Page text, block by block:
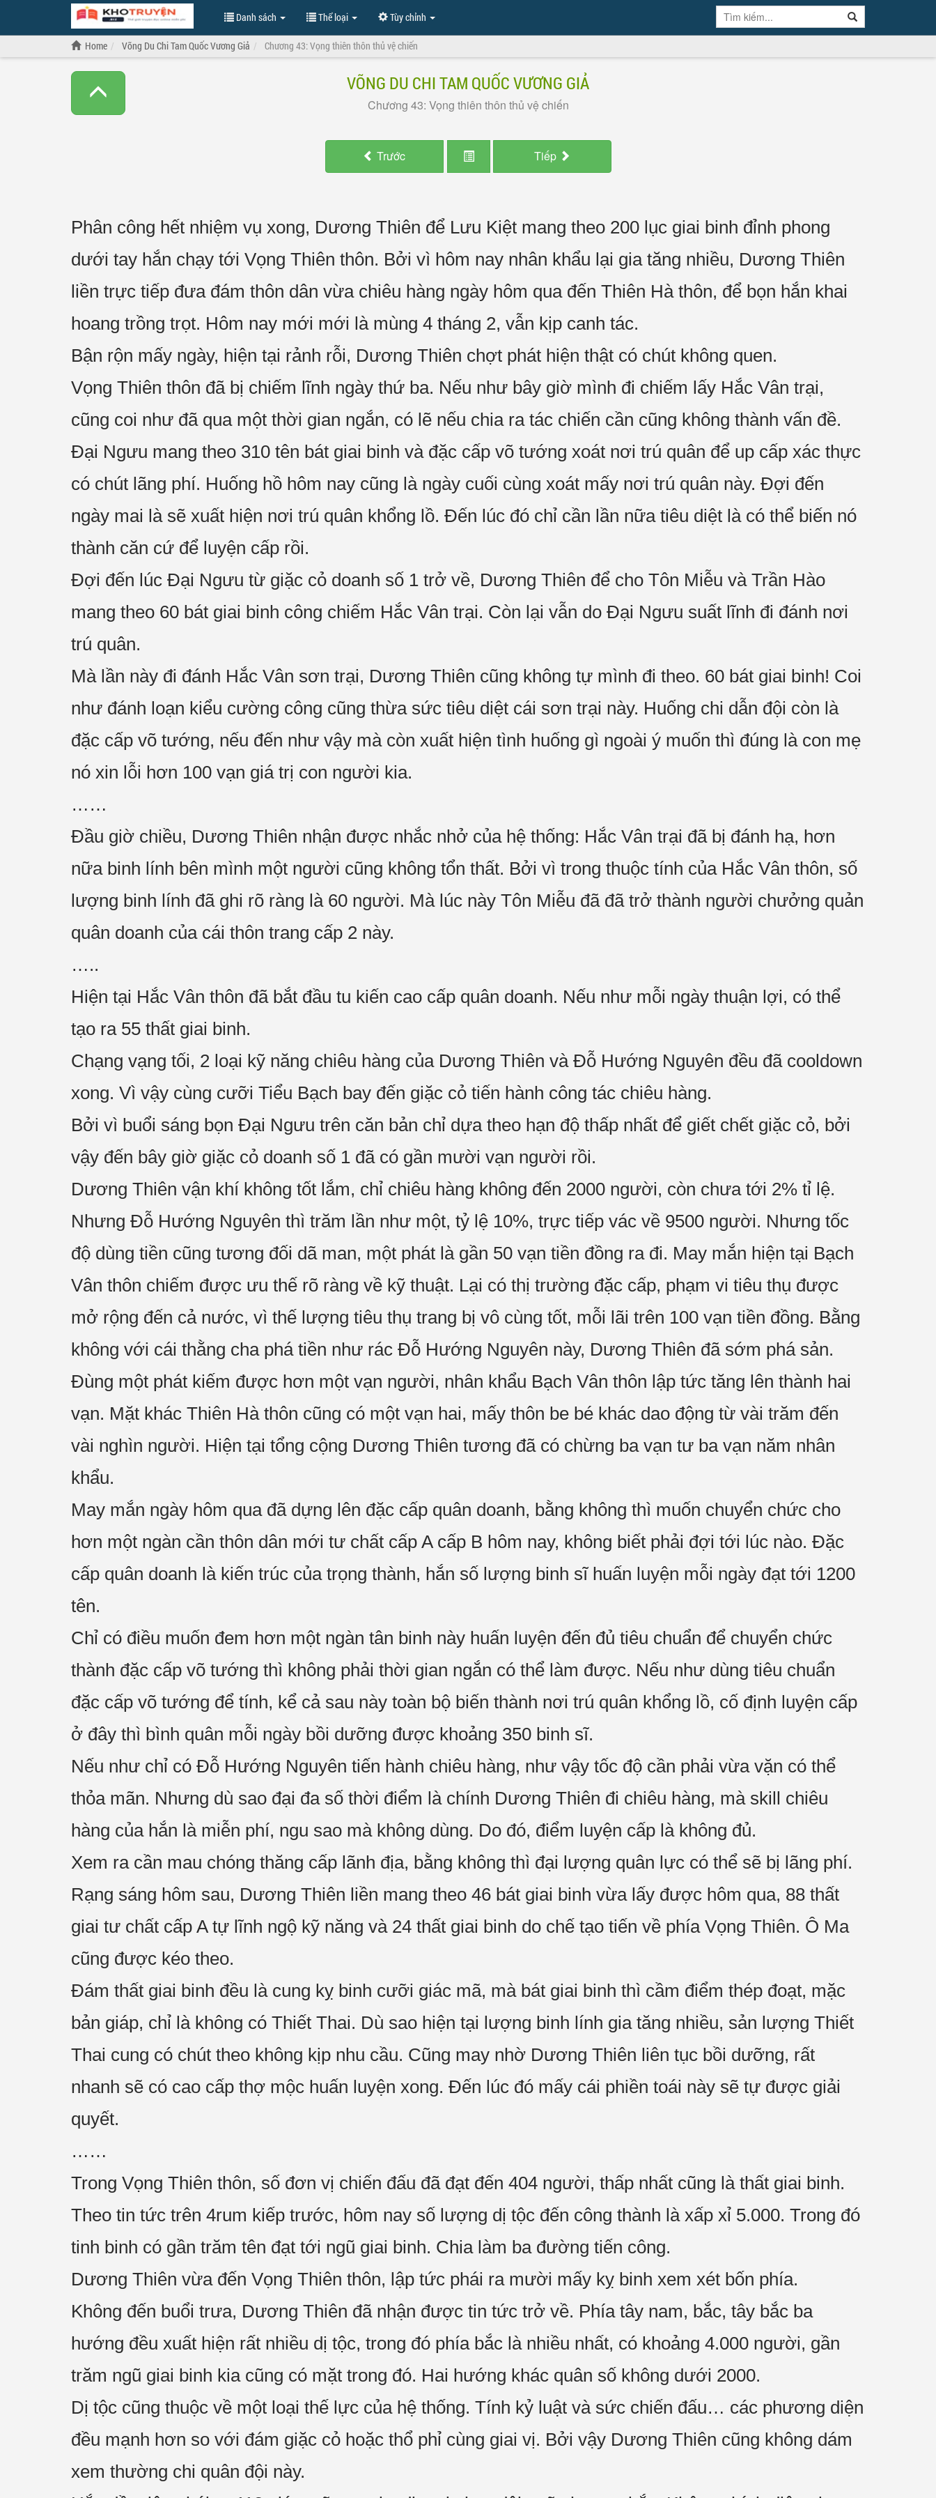
Danh sách Thể loại Tùy chỉnh
Home Võng Du Chi Tam Quốc Vương Giả Chương 43: Vọng thiên thôn thủ vệ chiến
VÕNG DU CHI TAM QUỐC VƯƠNG GIẢ
Chương 43: Vọng thiên thôn thủ vệ chiến
Trước Tiếp
Phân công hết nhiệm vụ xong, Dương Thiên để Lưu Kiệt mang theo 200 lục giai binh đỉnh phong
dưới tay hắn chạy tới Vọng Thiên thôn. Bởi vì hôm nay nhân khẩu lại gia tăng nhiều, Dương Thiên
liền trực tiếp đưa đám thôn dân vừa chiêu hàng ngày hôm qua đến Thiên Hà thôn, để bọn hắn khai
hoang trồng trọt. Hôm nay mới mới là mùng 4 tháng 2, vẫn kịp canh tác.
Bận rộn mấy ngày, hiện tại rảnh rỗi, Dương Thiên chợt phát hiện thật có chút không quen.
Vọng Thiên thôn đã bị chiếm lĩnh ngày thứ ba. Nếu như bây giờ mình đi chiếm lấy Hắc Vân trại,
cũng coi như đã qua một thời gian ngắn, có lẽ nếu chia ra tác chiến cần cũng không thành vấn đề.
Đại Ngưu mang theo 310 tên bát giai binh và đặc cấp võ tướng xoát nơi trú quân để up cấp xác thực
có chút lãng phí. Huống hồ hôm nay cũng là ngày cuối cùng xoát mấy nơi trú quân này. Đợi đến
ngày mai là sẽ xuất hiện nơi trú quân khổng lồ. Đến lúc đó chỉ cần lần nữa tiêu diệt là có thể biến nó
thành căn cứ để luyện cấp rồi.
Đợi đến lúc Đại Ngưu từ giặc cỏ doanh số 1 trở về, Dương Thiên để cho Tôn Miễu và Trần Hào
mang theo 60 bát giai binh công chiếm Hắc Vân trại. Còn lại vẫn do Đại Ngưu suất lĩnh đi đánh nơi
trú quân.
Mà lần này đi đánh Hắc Vân sơn trại, Dương Thiên cũng không tự mình đi theo. 60 bát giai binh! Coi
như đánh loạn kiểu cường công cũng thừa sức tiêu diệt cái sơn trại này. Huống chi dẫn đội còn là
đặc cấp võ tướng, nếu đến như vậy mà còn xuất hiện tình huống gì ngoài ý muốn thì đúng là con mẹ
nó xin lỗi hơn 100 vạn giá trị con người kia.
……
Đầu giờ chiều, Dương Thiên nhận được nhắc nhở của hệ thống: Hắc Vân trại đã bị đánh hạ, hơn
nữa binh lính bên mình một người cũng không tổn thất. Bởi vì trong thuộc tính của Hắc Vân thôn, số
lượng binh lính đã ghi rõ ràng là 60 người. Mà lúc này Tôn Miễu đã đã trở thành người chưởng quản
quân doanh của cái thôn trang cấp 2 này.
…..
Hiện tại Hắc Vân thôn đã bắt đầu tu kiến cao cấp quân doanh. Nếu như mỗi ngày thuận lợi, có thể
tạo ra 55 thất giai binh.
Chạng vạng tối, 2 loại kỹ năng chiêu hàng của Dương Thiên và Đỗ Hướng Nguyên đều đã cooldown
xong. Vì vậy cùng cưỡi Tiểu Bạch bay đến giặc cỏ tiến hành công tác chiêu hàng.
Bởi vì buổi sáng bọn Đại Ngưu trên căn bản chỉ dựa theo hạn độ thấp nhất để giết chết giặc cỏ, bởi
vậy đến bây giờ giặc cỏ doanh số 1 đã có gần mười vạn người rồi.
Dương Thiên vận khí không tốt lắm, chỉ chiêu hàng không đến 2000 người, còn chưa tới 2% tỉ lệ.
Nhưng Đỗ Hướng Nguyên thì trăm lần như một, tỷ lệ 10%, trực tiếp vác về 9500 người. Nhưng tốc
độ dùng tiền cũng tương đối dã man, một phát là gần 50 vạn tiền đồng ra đi. May mắn hiện tại Bạch
Vân thôn chiếm được ưu thế rõ ràng về kỹ thuật. Lại có thị trường đặc cấp, phạm vi tiêu thụ được
mở rộng đến cả nước, vì thế lượng tiêu thụ trang bị vô cùng tốt, mỗi lãi trên 100 vạn tiền đồng. Bằng
không với cái thằng cha phá tiền như rác Đỗ Hướng Nguyên này, Dương Thiên đã sớm phá sản.
Đùng một phát kiếm được hơn một vạn người, nhân khẩu Bạch Vân thôn lập tức tăng lên thành hai
vạn. Mặt khác Thiên Hà thôn cũng có một vạn hai, mấy thôn be bé khác dao động từ vài trăm đến
vài nghìn người. Hiện tại tổng cộng Dương Thiên tương đã có chừng ba vạn tư ba vạn năm nhân
khẩu.
May mắn ngày hôm qua đã dựng lên đặc cấp quân doanh, bằng không thì muốn chuyển chức cho
hơn một ngàn cần thôn dân mới tư chất cấp A cấp B hôm nay, không biết phải đợi tới lúc nào. Đặc
cấp quân doanh là kiến trúc của trọng thành, hắn số lượng binh sĩ huấn luyện mỗi ngày đạt tới 1200
tên.
Chỉ có điều muốn đem hơn một ngàn tân binh này huấn luyện đến đủ tiêu chuẩn để chuyển chức
thành đặc cấp võ tướng thì không phải thời gian ngắn có thể làm được. Nếu như dùng tiêu chuẩn
đặc cấp võ tướng để tính, kể cả sau này toàn bộ biến thành nơi trú quân khổng lồ, cố định luyện cấp
ở đây thì bình quân mỗi ngày bồi dưỡng được khoảng 350 binh sĩ.
Nếu như chỉ có Đỗ Hướng Nguyên tiến hành chiêu hàng, như vậy tốc độ cần phải vừa vặn có thể
thỏa mãn. Nhưng dù sao đại đa số thời điểm là chính Dương Thiên đi chiêu hàng, mà skill chiêu
hàng của hắn là miễn phí, ngu sao mà không dùng. Do đó, điểm luyện cấp là không đủ.
Xem ra cần mau chóng thăng cấp lãnh địa, bằng không thì đại lượng quân lực có thể sẽ bị lãng phí.
Rạng sáng hôm sau, Dương Thiên liền mang theo 46 bát giai binh vừa lấy được hôm qua, 88 thất
giai tư chất cấp A tự lĩnh ngộ kỹ năng và 24 thất giai binh do chế tạo tiến về phía Vọng Thiên. Ô Ma
cũng được kéo theo.
Đám thất giai binh đều là cung kỵ binh cưỡi giác mã, mà bát giai binh thì cầm điểm thép đoạt, mặc
bản giáp, chỉ là không có Thiết Thai. Dù sao hiện tại lượng binh lính gia tăng nhiều, sản lượng Thiết
Thai cung có chút theo không kịp nhu cầu. Cũng may nhờ Dương Thiên liên tục bồi dưỡng, rất
nhanh sẽ có cao cấp thợ mộc huấn luyện xong. Đến lúc đó mấy cái phiền toái này sẽ tự được giải
quyết.
……
Trong Vọng Thiên thôn, số đơn vị chiến đấu đã đạt đến 404 người, thấp nhất cũng là thất giai binh.
Theo tin tức trên 4rum kiếp trước, hôm nay số lượng dị tộc đến công thành là xấp xỉ 5.000. Trong đó
tinh binh có gần trăm tên đạt tới ngũ giai binh. Chia làm ba đường tiến công.
Dương Thiên vừa đến Vọng Thiên thôn, lập tức phái ra mười mấy kỵ binh xem xét bốn phía.
Không đến buổi trưa, Dương Thiên đã nhận được tin tức trở về. Phía tây nam, bắc, tây bắc ba
hướng đều xuất hiện rất nhiều dị tộc, trong đó phía bắc là nhiều nhất, có khoảng 4.000 người, gần
trăm ngũ giai binh kia cũng có mặt trong đó. Hai hướng khác quân số không dưới 2000.
Dị tộc cũng thuộc về một loại thế lực của hệ thống. Tính kỷ luật và sức chiến đấu… các phương diện
đều mạnh hơn so với đám giặc cỏ hoặc thổ phỉ cùng giai vị. Bởi vậy Dương Thiên cũng không dám
xem thường chi quân đội này.